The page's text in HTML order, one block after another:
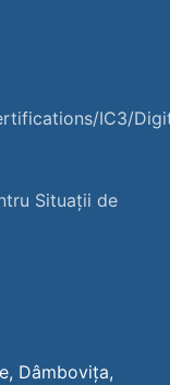
IC3/
Situații de
Dâmbovița,